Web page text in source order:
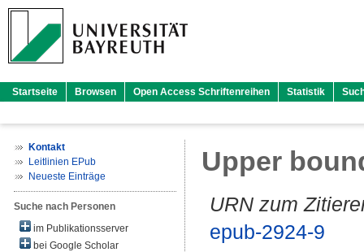
Startseite Browsen Open Access Schriftenreihen Statistik
Kontakt
Leitlinien EPub
Neueste Einträge
Suche nach Personen
im Publikationsserver
bei Google Scholar
Upper
URN zum
epub-2924-9